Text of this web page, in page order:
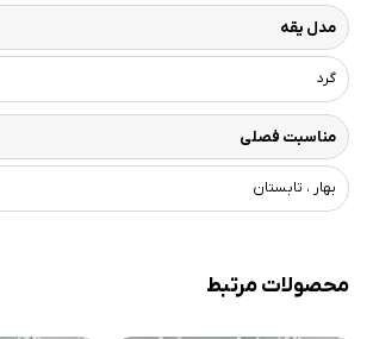
مدل یقه
گرد
مناسبت فصلی
بهار ، تابستان
محصولات مرتبط